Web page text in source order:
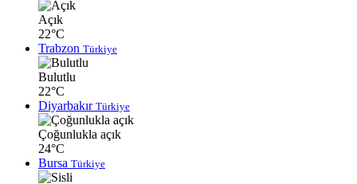
Açık
22°C
Trabzon Türkiye
Bulutlu
22°C
Diyarbakır Türkiye
Çoğunlukla açık
24°C
Bursa Türkiye